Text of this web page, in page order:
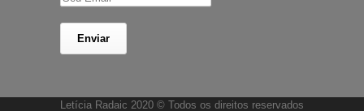
Letícia Radaic 2020 © Todos os direitos reservados